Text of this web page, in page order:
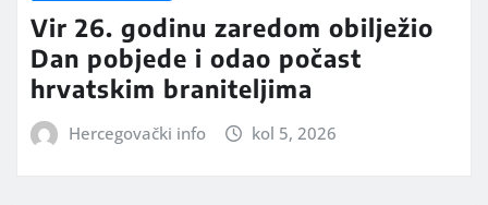
Vir 26. godinu zaredom obilježio
Dan pobjede i odao počast
hrvatskim braniteljima
Hercegovački info kol 5, 2026